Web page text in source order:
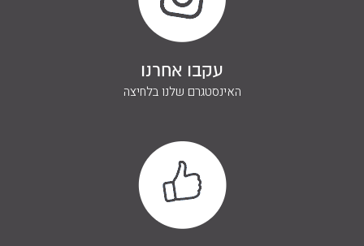
עקבו אחרנו
האינסטגרם שלנו בלחיצה